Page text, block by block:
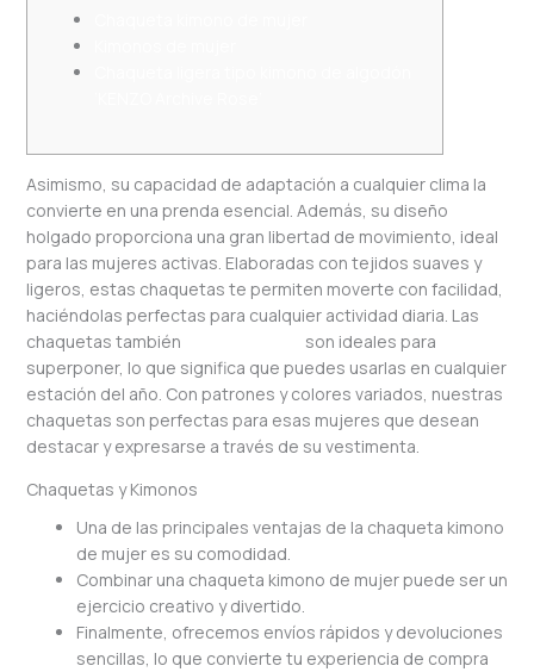
Asimismo, su capacidad de adaptación a cualquier clima la
convierte en una prenda esencial. Además, su diseño
holgado proporciona una gran libertad de movimiento, ideal
para las mujeres activas. Elaboradas con tejidos suaves y
ligeros, estas chaquetas te permiten moverte con facilidad,
haciéndolas perfectas para cualquier actividad diaria. Las
chaquetas también
son ideales para
superponer, lo que significa que puedes usarlas en cualquier
estación del año. Con patrones y colores variados, nuestras
chaquetas son perfectas para esas mujeres que desean
destacar y expresarse a través de su vestimenta.
Chaquetas y Kimonos
Una de las principales ventajas de la chaqueta kimono
de mujer es su comodidad.
Combinar una chaqueta kimono de mujer puede ser un
ejercicio creativo y divertido.
Finalmente, ofrecemos envíos rápidos y devoluciones
sencillas, lo que convierte tu experiencia de compra